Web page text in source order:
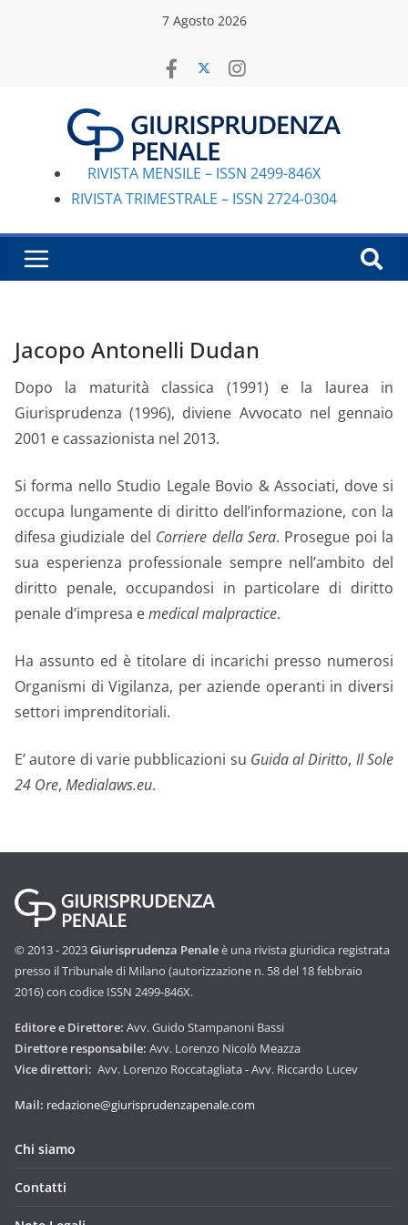
7 Agosto 2026
RIVISTA MENSILE – ISSN 2499-846X
RIVISTA TRIMESTRALE – ISSN 2724-0304
Jacopo Antonelli Dudan
Dopo la maturità classica (1991) e la laurea in
Giurisprudenza (1996), diviene Avvocato nel gennaio
2001 e cassazionista nel 2013.
Si forma nello Studio Legale Bovio & Associati, dove si
occupa lungamente di diritto dell’informazione, con la
difesa giudiziale del Corriere della Sera. Prosegue poi la
sua esperienza professionale sempre nell’ambito del
diritto penale, occupandosi in particolare di diritto
penale d’impresa emedical malpractice.
Ha assunto ed è titolare di incarichi presso numerosi
Organismi di Vigilanza, per aziende operanti in diversi
settori imprenditoriali.
E’ autore di varie pubblicazioni su Guida al Diritto, Il Sole
24 Ore, Medialaws.eu.
© 2013 - 2023Giurisprudenza Penaleè una rivista giuridica registrata
presso il Tribunale di Milano (autorizzazione n. 58 del 18 febbraio
2016) con codice ISSN 2499-846X.
Editore e Direttore: Avv. Guido Stampanoni Bassi
Direttore responsabile: Avv. Lorenzo Nicolò Meazza
Vice direttori: Avv. Lorenzo Roccatagliata - Avv. Riccardo Lucev
Mail: redazione@giurisprudenzapenale.com
Chi siamo
Contatti